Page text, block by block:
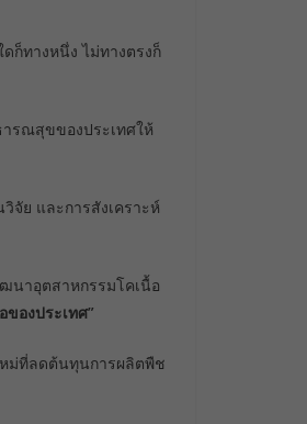
ก็ทางหนึ่ง ไม่ทางตรงก็
ารณสุขของประเทศให้
จัย และการสังเคราะห์
นาอุตสาหกรรมโคเนื้อ
องประเทศ”
ม่ที่ลดต้นทุนการผลิตพืช